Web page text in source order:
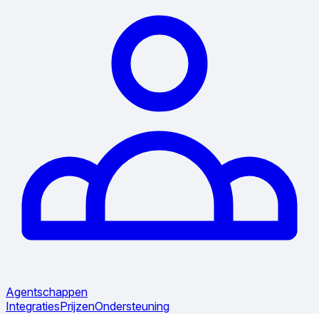
Agentschappen
IntegratiesPrijzenOndersteuning